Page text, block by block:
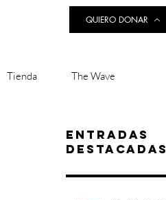
QUIERO DONAR
Tienda The Wave
Entradas
destacadas